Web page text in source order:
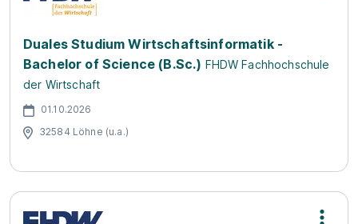
Duales Studium Wirtschaftsinformatik -
Bachelor of Science (B.Sc.) FHDW Fachhochschule
der Wirtschaft
01.10.2026
32584 Löhne (u.a.)